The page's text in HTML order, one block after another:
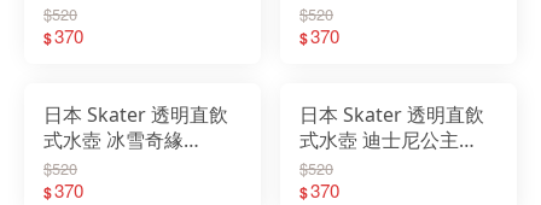
$520
$370
$520
$370
日本 Skater 透明直飲
式水壺 冰雪奇緣
(480ml)
$520
$370
日本 Skater 透明直飲
式水壺 迪士尼公主
(480ml)
$520
$370